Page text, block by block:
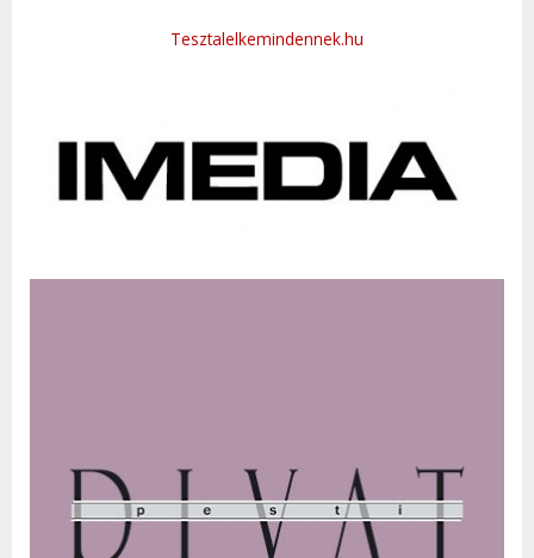
Tesztalelkemindennek.hu